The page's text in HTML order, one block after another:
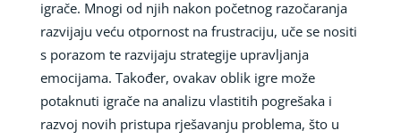
igrače. Mnogi od njih nakon početnog razočaranja
razvijaju veću otpornost na frustraciju, uče se nositi
s porazom te razvijaju strategije upravljanja
emocijama. Također, ovakav oblik igre može
potaknuti igrače na analizu vlastitih pogrešaka i
razvoj novih pristupa rješavanju problema, što u